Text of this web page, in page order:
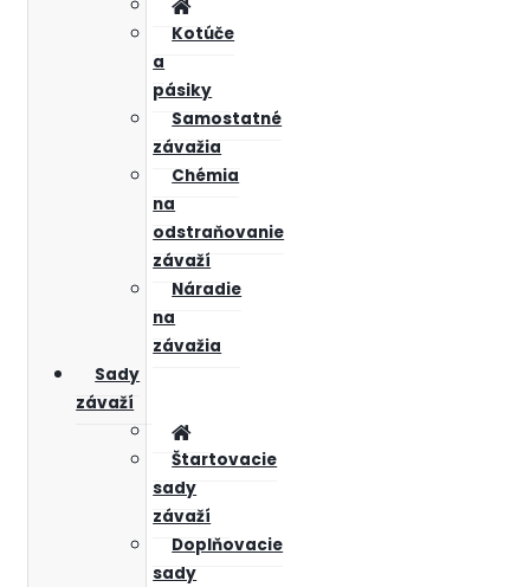
Kotúče
a
pásiky
Samostatné
závažia
Chémia
na
odstraňovanie
závaží
Náradie
na
závažia
Sady
závaží
Štartovacie
sady
závaží
Doplňovacie
sady